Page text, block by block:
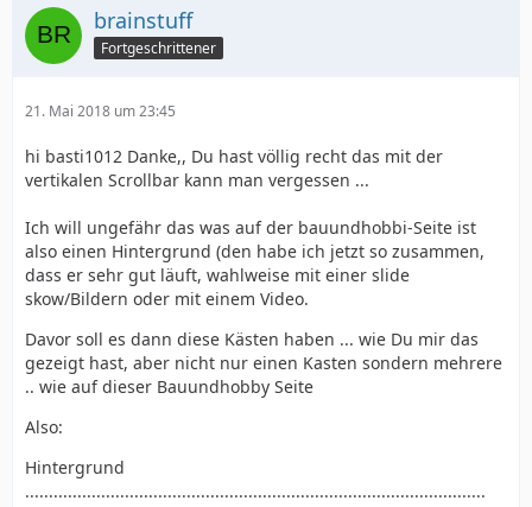
brainstuff
Fortgeschrittener
21. Mai 2018 um 23:45
hi basti1012 Danke,, Du hast völlig recht das mit der
vertikalen Scrollbar kann man vergessen ...
Ich will ungefähr das was auf der bauundhobbi-Seite ist
also einen Hintergrund (den habe ich jetzt so zusammen,
dass er sehr gut läuft, wahlweise mit einer slide
skow/Bildern oder mit einem Video.
Davor soll es dann diese Kästen haben ... wie Du mir das
gezeigt hast, aber nicht nur einen Kasten sondern mehrere
.. wie auf dieser Bauundhobby Seite
Also:
Hintergrund
.................................................................................................